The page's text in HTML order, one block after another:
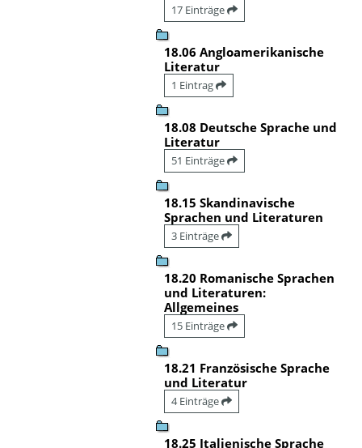
17 Einträge
18.06 Angloamerikanische
Literatur
1 Eintrag
18.08 Deutsche Sprache und
Literatur
51 Einträge
18.15 Skandinavische
Sprachen und Literaturen
3 Einträge
18.20 Romanische Sprachen
und Literaturen:
Allgemeines
15 Einträge
18.21 Französische Sprache
und Literatur
4 Einträge
18.25 Italienische Sprache